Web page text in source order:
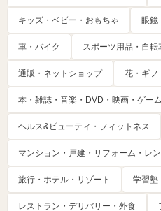
キッズ・ベビー・おもちゃ 眼鏡
車・バイク スポーツ用品・自転
通販・ネットショップ 花・ギフ
本・雑誌・音楽・DVD・映画・ゲーム
ヘルス&ビューティ・フィットネス
マンション・戸建・リフォーム・レ
旅行・ホテル・リゾート 学習塾
レストラン・デリバリー・外食